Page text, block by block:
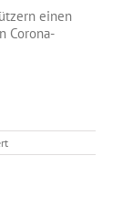
einen
Corona-
für
AfD